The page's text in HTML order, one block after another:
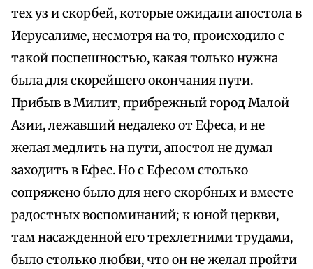
тех уз и скорбей, которые ожидали апостола в
Иерусалиме, несмотря на то, происходило с
такой поспешностью, какая только нужна
была для скорейшего окончания пути.
Прибыв в Милит, прибрежный город Малой
Азии, лежавший недалеко от Ефеса, и не
желая медлить на пути, апостол не думал
заходить в Ефес. Но с Ефесом столько
сопряжено было для него скорбных и вместе
радостных воспоминаний; к юной церкви,
там насажденной его трехлетними трудами,
было столько любви, что он не желал пройти